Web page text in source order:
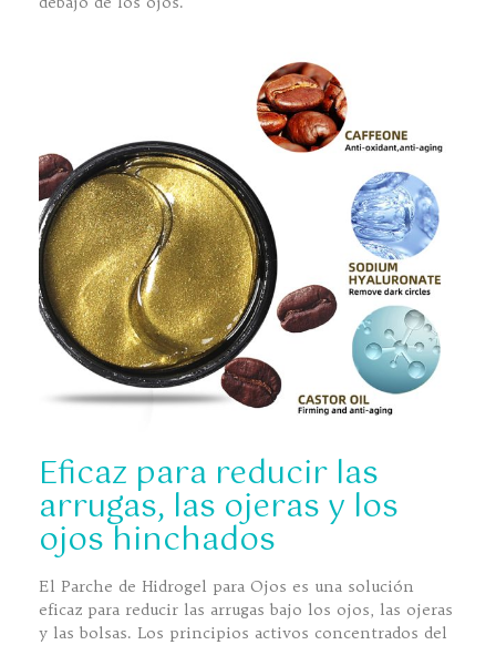
Eficaz para reducir las
arrugas, las ojeras y los
ojos hinchados
El Parche de Hidrogel para Ojos es una solución
eficaz para reducir las arrugas bajo los ojos, las ojeras
y las bolsas. Los principios activos concentrados del